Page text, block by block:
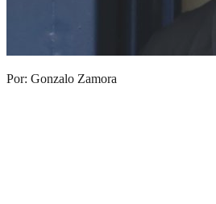
Por: Gonzalo Zamora